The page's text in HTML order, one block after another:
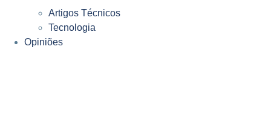
Artigos Técnicos
Tecnologia
Opiniões